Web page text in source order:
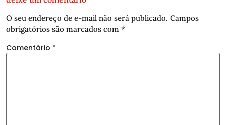
O seu endereço de e-mail não será publicado. Campos
obrigatórios são marcados com *
Comentário *